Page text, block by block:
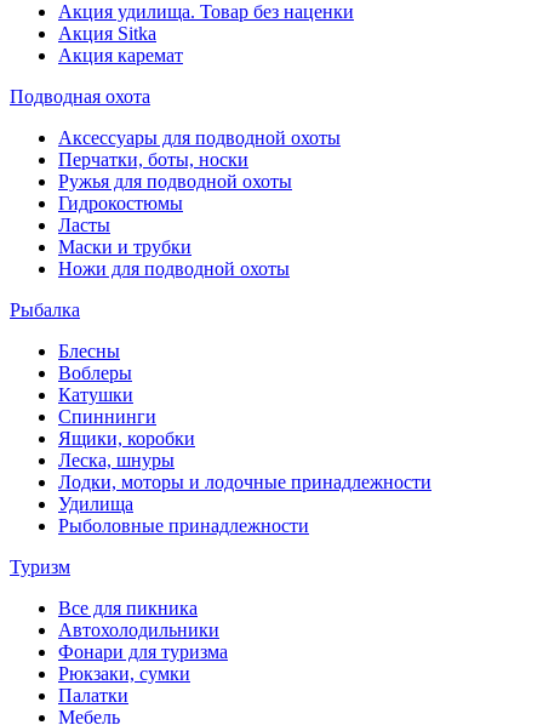
Акция удилища. Товар без наценки
Акция Sitka
Акция каремат
Подводная охота
Аксессуары для подводной охоты
Перчатки, боты, носки
Ружья для подводной охоты
Гидрокостюмы
Ласты
Маски и трубки
Ножи для подводной охоты
Рыбалка
Блесны
Воблеры
Катушки
Спиннинги
Ящики, коробки
Леска, шнуры
Лодки, моторы и лодочные принадлежности
Удилища
Рыболовные принадлежности
Туризм
Все для пикника
Автохолодильники
Фонари для туризма
Рюкзаки, сумки
Палатки
Мебель